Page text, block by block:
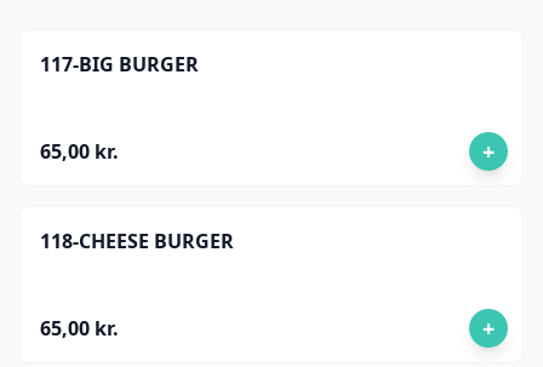
117-BIG BURGER
65,00 kr. +
118-CHEESE BURGER
65,00 kr. +